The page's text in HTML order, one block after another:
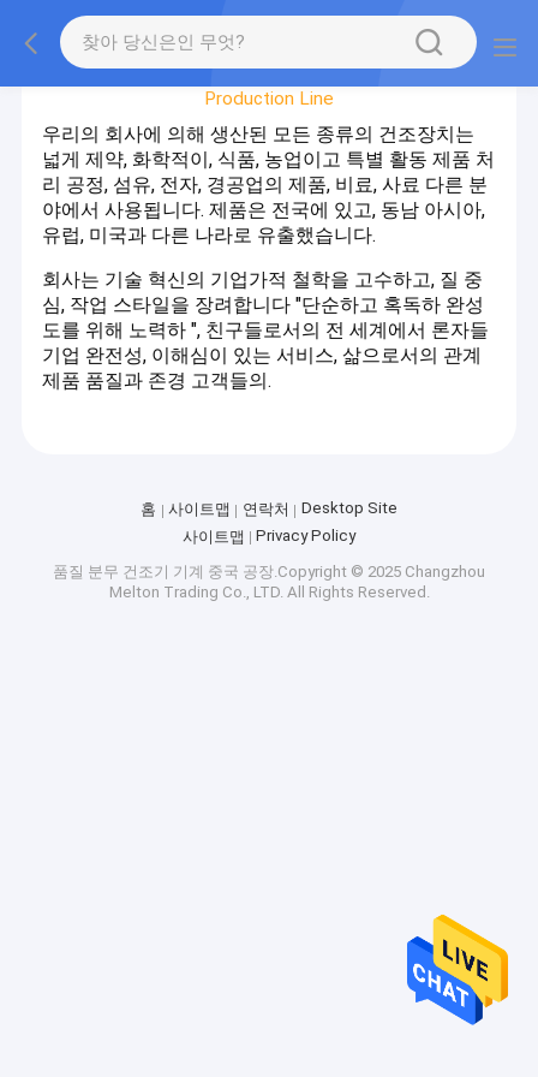
Factory Tour
Production Line
우리의 회사에 의해 생산된 모든 종류의 건조장치는
넓게 제약, 화학적이, 식품, 농업이고 특별 활동 제품 처
리 공정, 섬유, 전자, 경공업의 제품, 비료, 사료 다른 분
야에서 사용됩니다. 제품은 전국에 있고, 동남 아시아,
유럽, 미국과 다른 나라로 유출했습니다.
회사는 기술 혁신의 기업가적 철학을 고수하고, 질 중
심, 작업 스타일을 장려합니다 "단순하고 혹독하 완성
도를 위해 노력하 ", 친구들로서의 전 세계에서 론자들
기업 완전성, 이해심이 있는 서비스, 삶으로서의 관계
제품 품질과 존경 고객들의.
홈 사이트맵 연락처
Desktop Site
사이트맵
Privacy Policy
품질 분무 건조기 기계 중국 공장.Copyright © 2025 Changzhou
Melton Trading Co., LTD. All Rights Reserved.